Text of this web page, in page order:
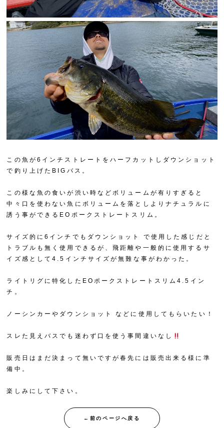
この魚が6インチストレートをハーフカットしダウンショット
で釣り上げたBIGバス。
この様な魚の食いが渋い時などボリュームが有りすぎると
中々口を使わない魚にボリュームを落としよりナチュラルに
誘う事ができるEOポークストレートスリム。
サイズ的に6インチでもダウンショット で使用した感じだと
トラブルも無く使用できるが、飛距離や一般的に使用するサ
イズ感として4.5インチサイズが無難な事がわかった。
ライトリグに特化したEOポークストレートスリム4.5イン
チ。
ノーシンカーやダウンショット などに使用してもらいたい！
スレた見えバスでも迷わず口を使う事間違いなし
販売日はまだ決まって無いですが春先には販売出来る様に準
備中。
楽しみにして下さい。
←前のページへ戻る